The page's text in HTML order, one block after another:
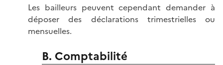
Les bailleurs peuvent cependant demander à
déposer des déclarations trimestrielles ou
mensuelles.
B. Comptabilité